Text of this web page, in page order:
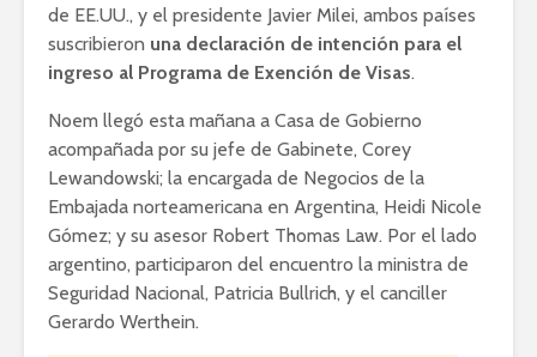
de EE.UU., y el presidente Javier Milei, ambos países
suscribieron una declaración de intención para el
ingreso al Programa de Exención de Visas.
Noem llegó esta mañana a Casa de Gobierno
acompañada por su jefe de Gabinete, Corey
Lewandowski; la encargada de Negocios de la
Embajada norteamericana en Argentina, Heidi Nicole
Gómez; y su asesor Robert Thomas Law. Por el lado
argentino, participaron del encuentro la ministra de
Seguridad Nacional, Patricia Bullrich, y el canciller
Gerardo Werthein.